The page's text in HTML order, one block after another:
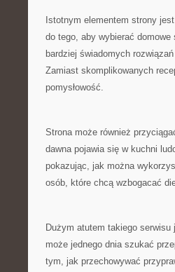
Istotnym elementem strony
do tego, aby wybierać
bardziej świadomych
Zamiast skomplikowanych
pomysłowość.
Strona może również
dawna pojawia się w kuchni
pokazując, jak można
osób, które chcą wzbogacać
Dużym atutem takiego
może jednego dnia szukać
tym, jak przechowywać